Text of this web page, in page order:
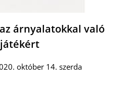
árnyalatokkal való
játékért
október 14. szerda